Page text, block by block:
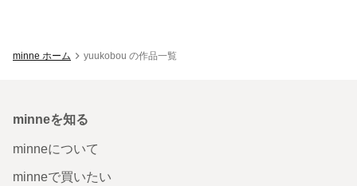
minne ホーム yuukobou の作品一覧
minneを知る
minneについて
minneで買いたい